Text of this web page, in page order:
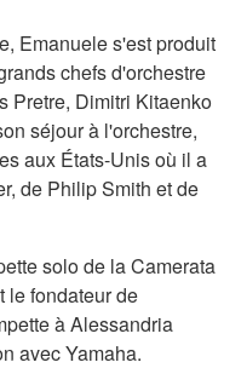
Emanuele s'est produit
chefs d'orchestre
Pretre, Dimitri Kitaenko
séjour à l'orchestre,
aux États-Unis où il a
de Philip Smith et de
solo de la Camerata
le fondateur de
à Alessandria
avec Yamaha.